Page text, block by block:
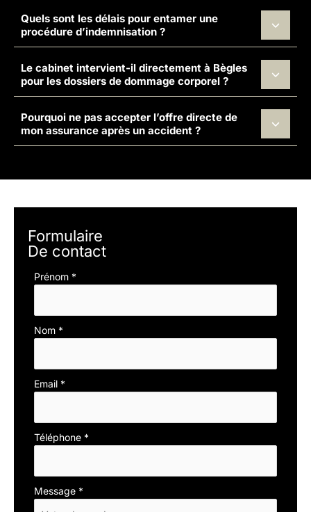
Quels sont les délais pour entamer une
procédure d’indemnisation ?
Le cabinet intervient-il directement à Bègles
pour les dossiers de dommage corporel ?
Pourquoi ne pas accepter l’offre directe de
mon assurance après un accident ?
Formulaire
De contact
Formulaire
Prénom *
Nom *
Email *
Téléphone *
Message *